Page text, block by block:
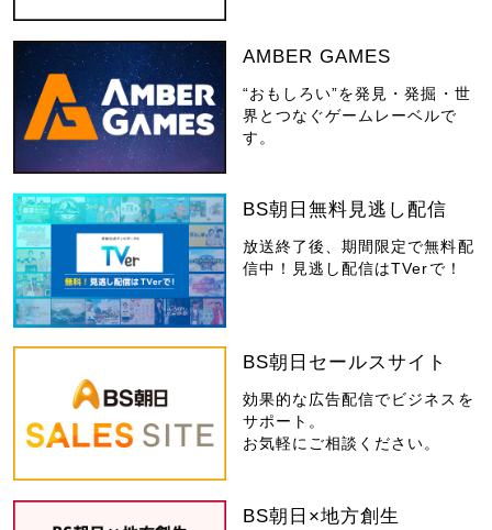
AMBER GAMES
“おもしろい”を発見・発掘・世
界とつなぐゲームレーベルで
す。
BS朝日無料見逃し配信
放送終了後、期間限定で無料配
信中！見逃し配信はTVerで！
BS朝日セールスサイト
効果的な広告配信でビジネスを
サポート。
お気軽にご相談ください。
BS朝日×地方創生